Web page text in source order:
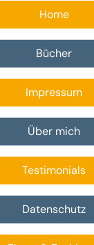
Home
Bücher
Impressum
Über mich
Testimonials
Datenschutz